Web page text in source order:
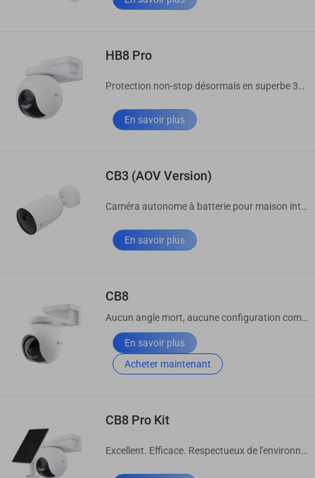
HB8 Pro
Protection non-stop désormais en superbe 360° 4K
En savoir plus
CB3 (AOV Version)
Caméra autonome à batterie pour maison intelligente
En savoir plus
CB8
Aucun angle mort, aucune configuration compliquée
En savoir plus
Acheter maintenant
CB8 Pro Kit
Excellent. Efficace. Respectueux de l'environnement